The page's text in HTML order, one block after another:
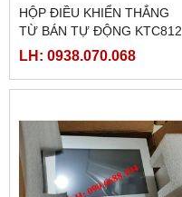
HỘP ĐIỀU KHIỂN THẮNG
TỪ BÁN TỰ ĐỘNG KTC812
LH: 0938.070.068